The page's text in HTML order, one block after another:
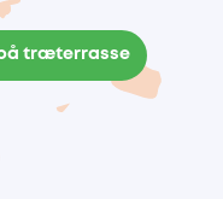
træterrasse